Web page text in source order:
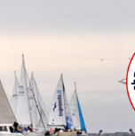
treści